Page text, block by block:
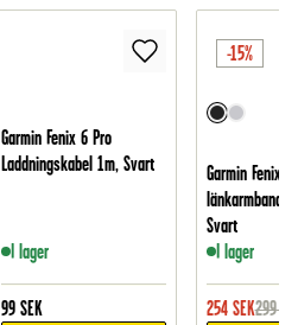
Garmin Fenix 6 Pro
Laddningskabel 1m, Svart
I lager
99 SEK
-15%
Garmin Fenix
länkarmband i
Svart
I lager
254 SEK299